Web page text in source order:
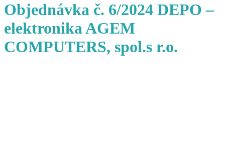
Objednávka č. 6/2024 DEPO –
elektronika AGEM
COMPUTERS, spol.s r.o.